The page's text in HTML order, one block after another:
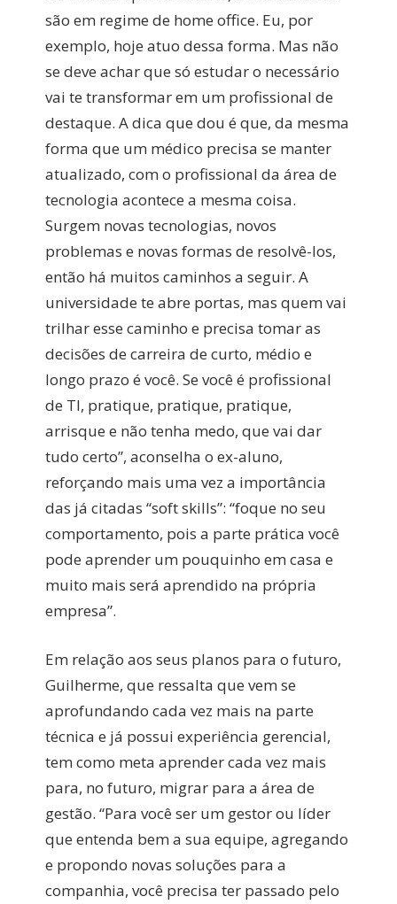
são em regime de home office. Eu, por
exemplo, hoje atuo dessa forma. Mas não
se deve achar que só estudar o necessário
vai te transformar em um profissional de
destaque. A dica que dou é que, da mesma
forma que um médico precisa se manter
atualizado, com o profissional da área de
tecnologia acontece a mesma coisa.
Surgem novas tecnologias, novos
problemas e novas formas de resolvê-los,
então há muitos caminhos a seguir. A
universidade te abre portas, mas quem vai
trilhar esse caminho e precisa tomar as
decisões de carreira de curto, médio e
longo prazo é você. Se você é profissional
de TI, pratique, pratique, pratique,
arrisque e não tenha medo, que vai dar
tudo certo”, aconselha o ex-aluno,
reforçando mais uma vez a importância
das já citadas “soft skills”: “foque no seu
comportamento, pois a parte prática você
pode aprender um pouquinho em casa e
muito mais será aprendido na própria
empresa”.
Em relação aos seus planos para o futuro,
Guilherme, que ressalta que vem se
aprofundando cada vez mais na parte
técnica e já possui experiência gerencial,
tem como meta aprender cada vez mais
para, no futuro, migrar para a área de
gestão. “Para você ser um gestor ou líder
que entenda bem a sua equipe, agregando
e propondo novas soluções para a
companhia, você precisa ter passado pelo